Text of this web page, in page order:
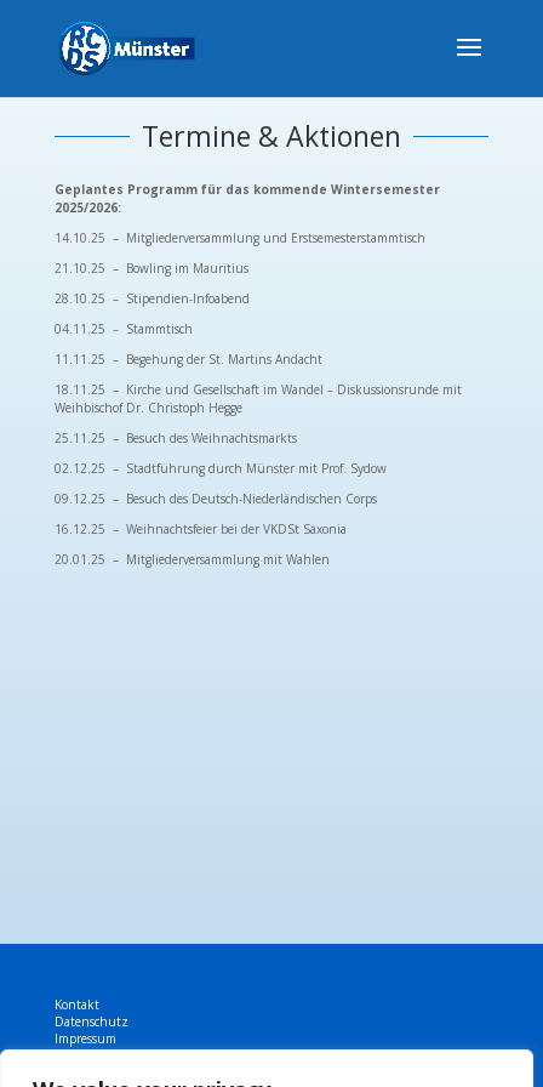
Termine & Aktionen
Geplantes Programm für das kommende Wintersemester
2025/2026:
14.10.25 – Mitgliederversammlung und Erstsemesterstammtisch
21.10.25 – Bowling im Mauritius
28.10.25 – Stipendien-Infoabend
04.11.25 – Stammtisch
11.11.25 – Begehung der St. Martins Andacht
18.11.25 – Kirche und Gesellschaft im Wandel – Diskussionsrunde mit
Weihbischof Dr. Christoph Hegge
25.11.25 – Besuch des Weihnachtsmarkts
02.12.25 – Stadtführung durch Münster mit Prof. Sydow
09.12.25 – Besuch des Deutsch-Niederländischen Corps
16.12.25 – Weihnachtsfeier bei der VKDSt Saxonia
20.01.25 – Mitgliederversammlung mit Wahlen
Kontakt
Datenschutz
Impressum